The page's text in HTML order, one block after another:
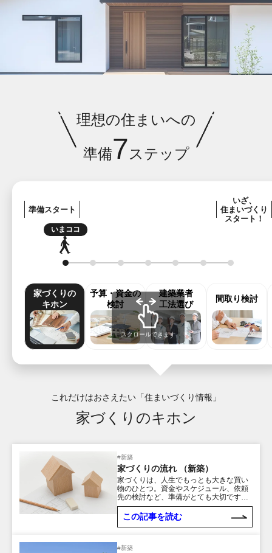
理想の住まいへの
準備7 ステップ
準備スタート
いざ、
住まいづくり
スタート！
いまココ
家づくりの
キホン
予算・資金の
検討
建築業者
工法選び
間取り検討
スクロールできます
これだけはおさえたい「住まいづくり情報」
家づくりのキホン
#新築
家づくりの流れ （新築）
家づくりは、人生でもっとも大きな買い
物のひとつ。資金やスケジュール、依頼
先の検討など、準備がとても大切です。
住宅ローンや土地探し、設計・施工の打
ち合わせ、そして完成・引き渡しまで、
家づくりの基本ステップをわかりやすく
この記事を読む
#新築